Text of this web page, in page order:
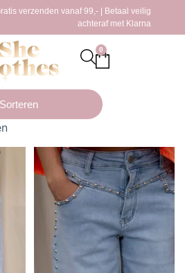
verzenden vanaf 99,- | Betaal veilig
achteraf met Klarna
0
“jeans”